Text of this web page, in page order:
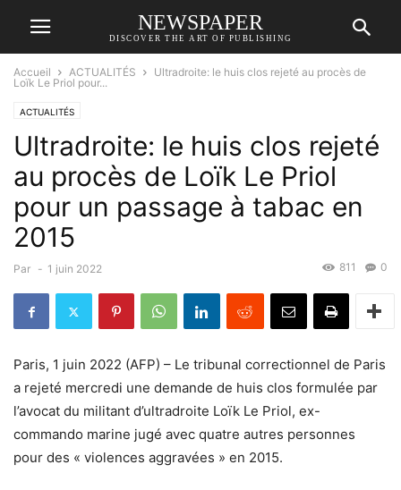
NEWSPAPER
DISCOVER THE ART OF PUBLISHING
Accueil ACTUALITÉS
Ultradroite: le huis clos rejeté au procès de
Loïk Le Priol pour...
ACTUALITÉS
Ultradroite: le huis clos rejeté
au procès de Loïk Le Priol
pour un passage à tabac en
2015
Par - 1 juin 2022 0
811
Paris, 1 juin 2022 (AFP) – Le tribunal correctionnel de Paris
a rejeté mercredi une demande de huis clos formulée par
l’avocat du militant d’ultradroite Loïk Le Priol, ex-
commando marine jugé avec quatre autres personnes
pour des « violences aggravées » en 2015.